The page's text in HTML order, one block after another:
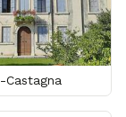
Castagna